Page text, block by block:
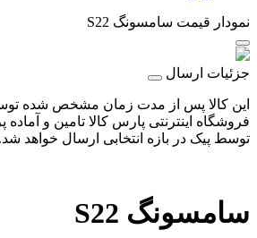
نمودار قیمت سامسونگ S22
جزئیات ارسال
این کالا پس از مدت زمان مشخص شده
فروشگاه اینترنتی پارس کالا تامین و
توسط پیک در بازه انتخابی ارسال خواهد شد.
سامسونگ S22